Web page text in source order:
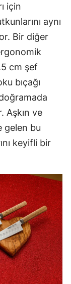
için
aynı
Bir diğer
cm şef
bıçağı
Aşkın ve
gelen bu
keyifli bir